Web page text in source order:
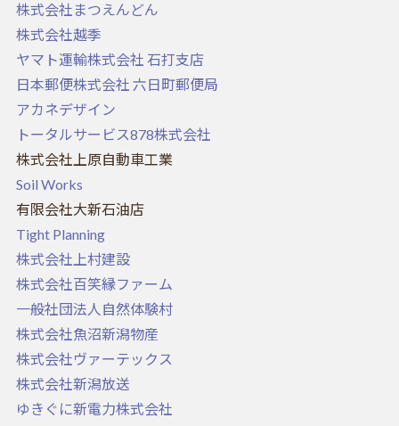
株式会社まつえんどん
株式会社越季
ヤマト運輸株式会社 石打支店
日本郵便株式会社 六日町郵便局
アカネデザイン
トータルサービス878株式会社
株式会社上原自動車工業
Soil Works
有限会社大新石油店
Tight Planning
株式会社上村建設
株式会社百笑縁ファーム
一般社団法人自然体験村
株式会社魚沼新潟物産
株式会社ヴァーテックス
株式会社新潟放送
ゆきぐに新電力株式会社